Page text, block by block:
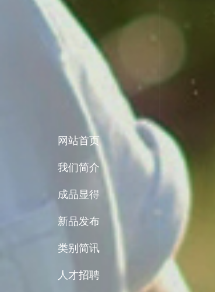
网站首页
我们简介
成品显得
新品发布
类别简讯
人才招聘